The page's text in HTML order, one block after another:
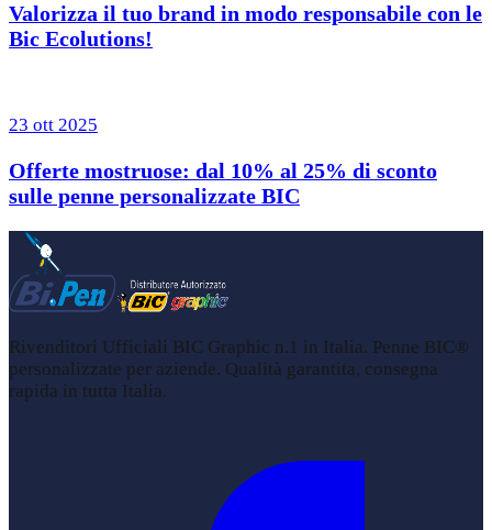
Valorizza il tuo brand in modo responsabile con le
Bic Ecolutions!
23 ott 2025
Offerte mostruose: dal 10% al 25% di sconto
sulle penne personalizzate BIC
Rivenditori Ufficiali BIC Graphic n.1 in Italia. Penne BIC®
personalizzate per aziende. Qualità garantita, consegna
rapida in tutta Italia.